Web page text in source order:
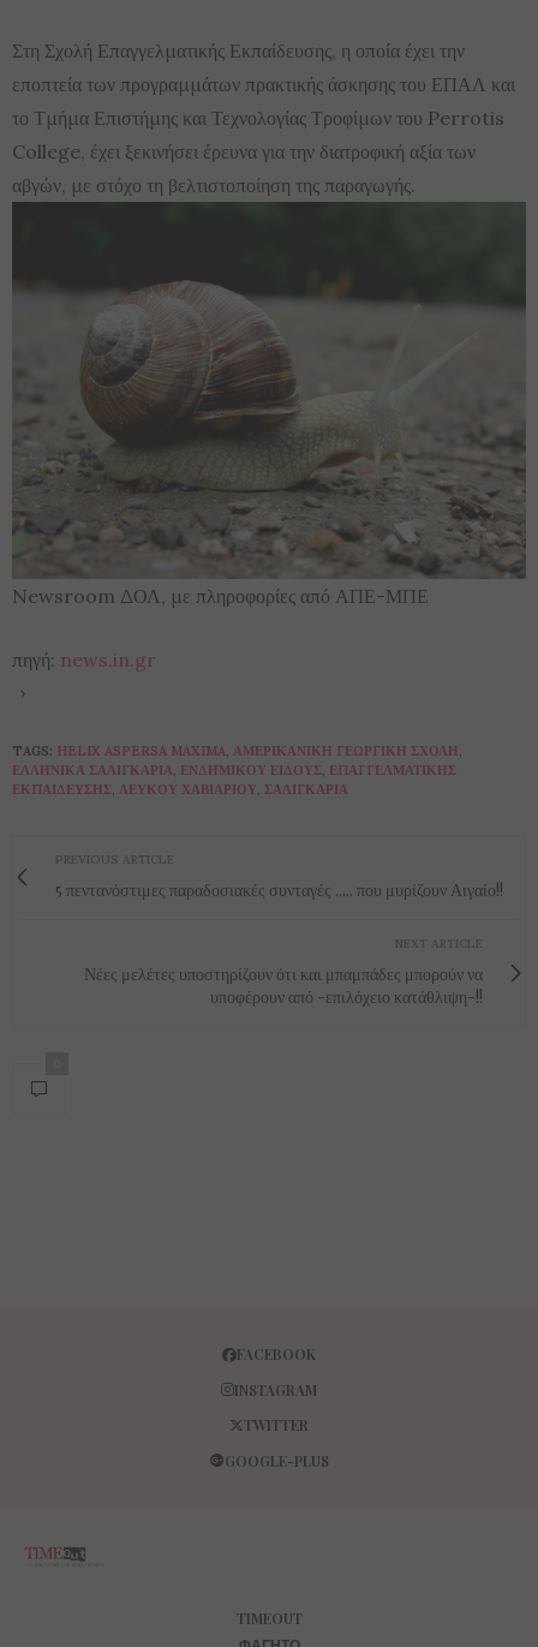
Στη Σχολή Επαγγελματικής Εκπαίδευσης, η οποία έχει την
εποπτεία των προγραμμάτων πρακτικής άσκησης του ΕΠΑΛ και
το Τμήμα Επιστήμης και Τεχνολογίας Τροφίμων του Perrotis
College, έχει ξεκινήσει έρευνα για την διατροφική αξία των
αβγών, με στόχο τη βελτιστοποίηση της παραγωγής.
Newsroom ΔΟΛ, με πληροφορίες από ΑΠΕ-ΜΠΕ
πηγή: news.in.gr
TAGS: HELIX ASPERSA MAXIMA ΑΜΕΡΙΚΆΝΙΚΗ ΓΕΩΡΓΙΚΉ ΣΧΟΛΉ
ΕΛΛΗΝΙΚΆ ΣΑΛΙΓΚΆΡΙΑ ΕΝΔΗΜΙΚΟΎ ΕΊΔΟΥΣ ΕΠΑΓΓΕΛΜΑΤΙΚΉΣ
ΕΚΠΑΊΔΕΥΣΗΣ ΛΕΥΚΟΎ ΧΑΒΙΑΡΙΟΎ ΣΑΛΙΓΚΆΡΙΑ
PREVIOUS ARTICLE
5 πεντανόστιμες παραδοσιακές συνταγές ..... που μυρίζουν Αιγαίο!!
NEXT ARTICLE
Νέες μελέτες υποστηρίζουν ότι και μπαμπάδες μπορούν να
υποφέρουν από -επιλόχειο κατάθλιψη-!!
FACEBOOK
INSTAGRAM
TWITTER
GOOGLE-PLUS
TIMEOUT